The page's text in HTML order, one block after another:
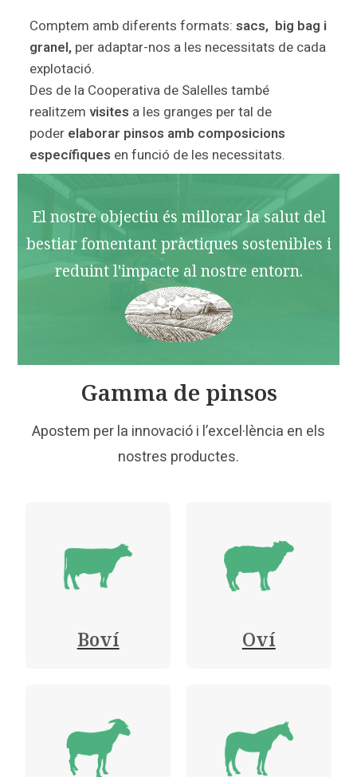
Comptem amb diferents formats:sacs, big bag i
granel, per adaptar-nos a les necessitats de cada
explotació.
Des de la Cooperativa de Salelles també
realitzemvisites a les granges per tal de
poder elaborar pinsos amb composicions
específiques en funció de les necessitats.
El nostre objectiu és millorar la salut del
bestiar fomentant pràctiques sostenibles i
reduint l'impacte al nostre entorn.
Gamma de pinsos
Apostem per la innovació i l’excel·lència en els
nostres productes.
Boví Oví